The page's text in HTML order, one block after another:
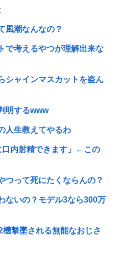
風潮なんなの？
で考えるやつが理解出来な
シャインマスカットを盗ん
明するwww
人生教えてやるわ
口内射精できます」←この
つって死にたくならんの？
ないの？モデル3なら300万
撃墜される無能なおじさ